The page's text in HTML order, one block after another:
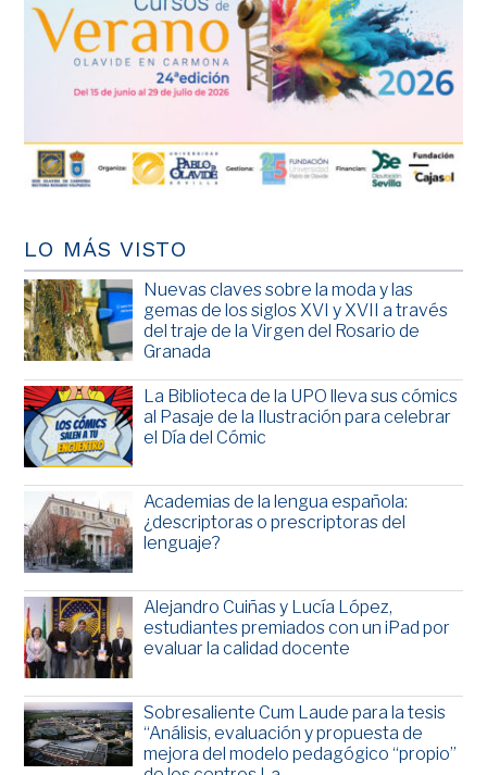
LO MÁS VISTO
Nuevas claves sobre la moda y las
gemas de los siglos XVI y XVII a través
del traje de la Virgen del Rosario de
Granada
La Biblioteca de la UPO lleva sus cómics
al Pasaje de la Ilustración para celebrar
el Día del Cómic
Academias de la lengua española:
¿descriptoras o prescriptoras del
lenguaje?
Alejandro Cuiñas y Lucía López,
estudiantes premiados con un iPad por
evaluar la calidad docente
Sobresaliente Cum Laude para la tesis
“Análisis, evaluación y propuesta de
mejora del modelo pedagógico “propio”